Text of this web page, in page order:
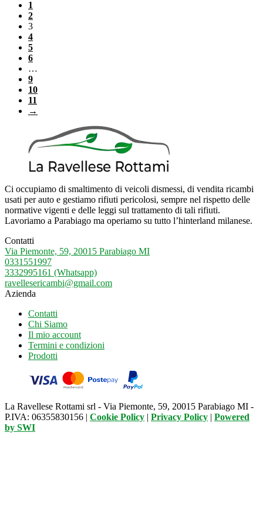
1
2
3
4
5
6
…
9
10
11
→
Ci occupiamo di smaltimento di veicoli dismessi, di vendita ricambi
usati per auto e gestiamo rifiuti pericolosi, sempre nel rispetto delle
normative vigenti e delle leggi sul trattamento di tali rifiuti.
Lavoriamo a Parabiago ma operiamo su tutto l’hinterland milanese.
Contatti
Via Piemonte, 59, 20015 Parabiago MI
0331551997
3332995161 (Whatsapp)
ravellesericambi@gmail.com
Azienda
Contatti
Chi Siamo
Il mio account
Termini e condizioni
Prodotti
La Ravellese Rottami srl - Via Piemonte, 59, 20015 Parabiago MI -
P.IVA: 06355830156 | Cookie Policy | Privacy Policy | Powered
by SWI